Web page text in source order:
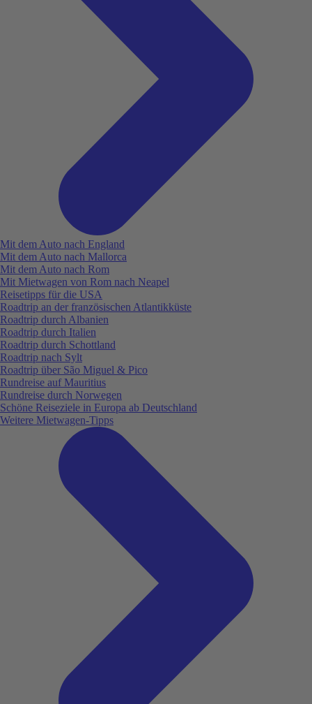
Mit dem Auto nach England
Mit dem Auto nach Mallorca
Mit dem Auto nach Rom
Mit Mietwagen von Rom nach Neapel
Reisetipps für die USA
Roadtrip an der französischen Atlantikküste
Roadtrip durch Albanien
Roadtrip durch Italien
Roadtrip durch Schottland
Roadtrip nach Sylt
Roadtrip über São Miguel & Pico
Rundreise auf Mauritius
Rundreise durch Norwegen
Schöne Reiseziele in Europa ab Deutschland
Weitere Mietwagen-Tipps